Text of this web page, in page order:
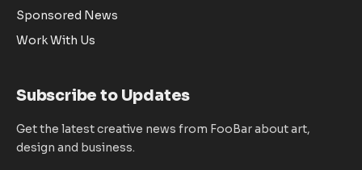
Sponsored News
Work With Us
Subscribe to Updates
Get the latest creative news from FooBar about art,
design and business.